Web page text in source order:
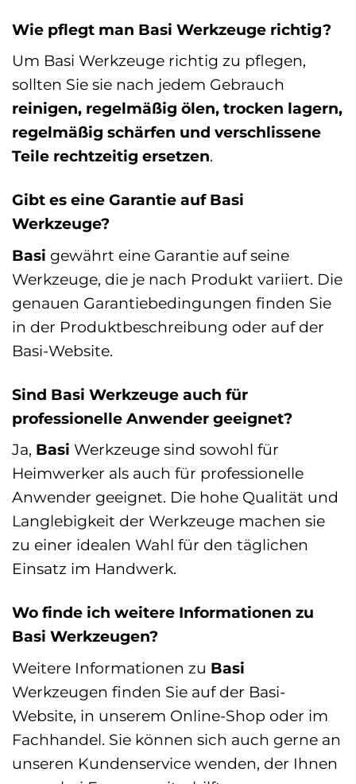
Wie pflegt man Basi Werkzeuge richtig?
Um Basi Werkzeuge richtig zu pflegen,
sollten Sie sie nach jedem Gebrauch
reinigen, regelmäßig ölen, trocken lagern,
regelmäßig schärfen und verschlissene
Teile rechtzeitig ersetzen.
Gibt es eine Garantie auf Basi
Werkzeuge?
Basi gewährt eine Garantie auf seine
Werkzeuge, die je nach Produkt variiert. Die
genauen Garantiebedingungen finden Sie
in der Produktbeschreibung oder auf der
Basi-Website.
Sind Basi Werkzeuge auch für
professionelle Anwender geeignet?
Ja, Basi Werkzeuge sind sowohl für
Heimwerker als auch für professionelle
Anwender geeignet. Die hohe Qualität und
Langlebigkeit der Werkzeuge machen sie
zu einer idealen Wahl für den täglichen
Einsatz im Handwerk.
Wo finde ich weitere Informationen zu
Basi Werkzeugen?
Weitere Informationen zu Basi
Werkzeugen finden Sie auf der Basi-
Website, in unserem Online-Shop oder im
Fachhandel. Sie können sich auch gerne an
unseren Kundenservice wenden, der Ihnen